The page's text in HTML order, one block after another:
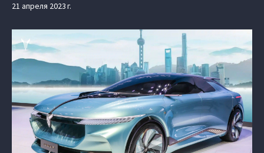
21 апреля 2023 г.